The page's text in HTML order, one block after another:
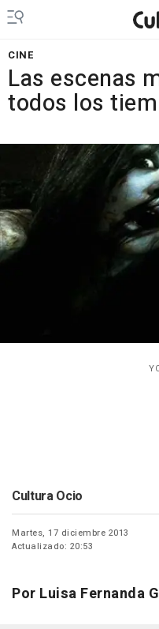
CINE
Las escenas
todos los
Cultura Ocio
Martes, 17 diciembre 2013
Actualizado: 20:53
Por Luisa Fernanda